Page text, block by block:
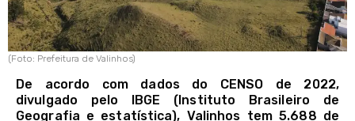
(Foto: Prefeitura de Valinhos)
De acordo com dados do CENSO de 2022,
divulgado pelo IBGE (Instituto Brasileiro de
Geografia e estatística), Valinhos tem 5.688 de